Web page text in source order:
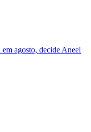
agosto, decide Aneel